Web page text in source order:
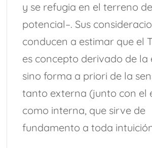
y se refugia en el terreno
potencial–. Sus
conducen a estimar que el
es concepto derivado de la
sino forma a priori de la
tanto externa (junto con el
como interna, que sirve de
fundamento a toda